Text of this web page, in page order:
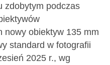
zdobytym podczas
nowy obiektyw 135 mm
standard w fotografii
2025 r., wg